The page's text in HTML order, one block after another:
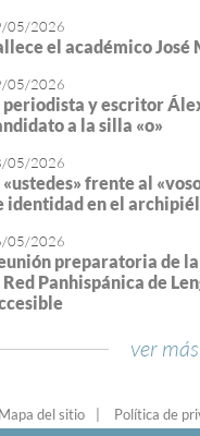
05/2026
el académico José
05/2026
periodista y escritor
a la silla «o»
05/2026
«ustedes» frente al
identidad en el
05/2026
preparatoria de
Red Panhispánica de
ver más
Mapa del sitio Política de